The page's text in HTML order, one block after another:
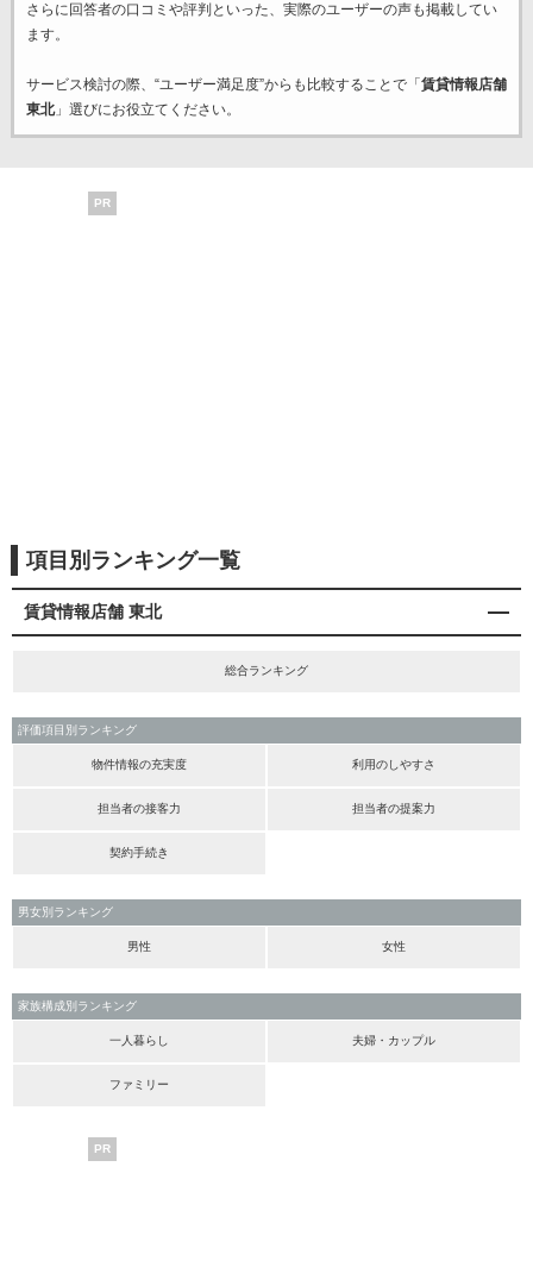
さらに回答者の口コミや評判といった、実際のユーザーの声も掲載してい
ます。
サービス検討の際、“ユーザー満足度”からも比較することで「 賃貸情報店舗
東北」選びにお役立てください。
PR
項目別ランキング一覧
賃貸情報店舗 東北
総合ランキング
評価項目別ランキング
物件情報の充実度 利用のしやすさ
担当者の接客力 担当者の提案力
契約手続き
男女別ランキング
男性 女性
家族構成別ランキング
一人暮らし 夫婦・カップル
ファミリー
PR